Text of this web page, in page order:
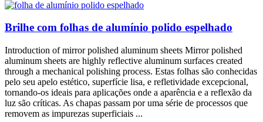
Brilhe com folhas de alumínio polido espelhado
Introduction of mirror polished aluminum sheets Mirror polished
aluminum sheets are highly reflective aluminum surfaces created
through a mechanical polishing process. Estas folhas são conhecidas
pelo seu apelo estético, superfície lisa, e refletividade excepcional,
tornando-os ideais para aplicações onde a aparência e a reflexão da
luz são críticas. As chapas passam por uma série de processos que
removem as impurezas superficiais ...